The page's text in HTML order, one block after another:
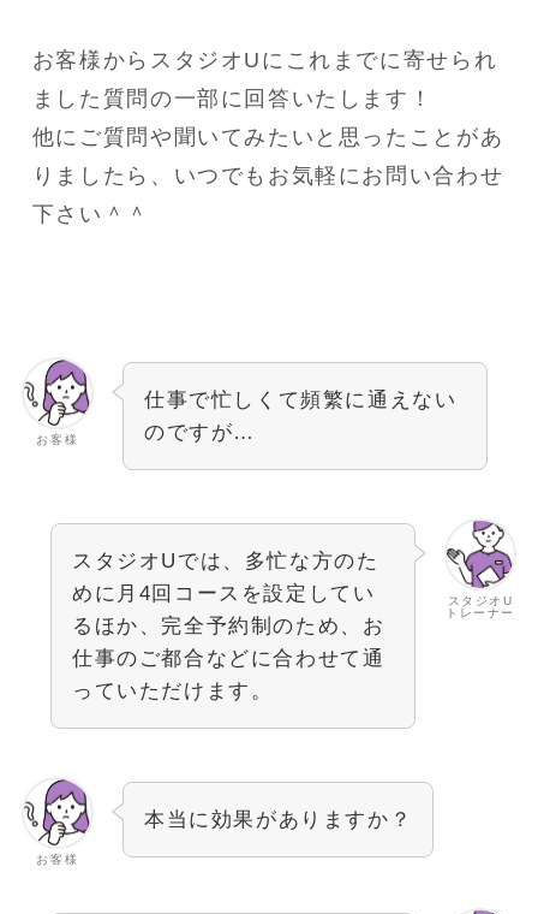
お客様からスタジオUにこれまでに寄せられ
ました質問の一部に回答いたします！
他にご質問や聞いてみたいと思ったことがあ
りましたら、いつでもお気軽にお問い合わせ
下さい＾＾
お客様
仕事で忙しくて頻繁に通えない
のですが…
スタジオU
トレーナー
スタジオUでは、多忙な方のた
めに月4回コースを設定してい
るほか、完全予約制のため、お
仕事のご都合などに合わせて通
っていただけます。
お客様
本当に効果がありますか？